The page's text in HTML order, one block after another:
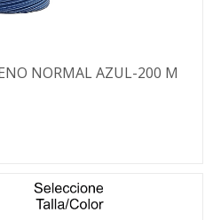
NORMAL AZUL-200 M